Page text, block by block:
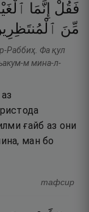
فَقُلْ إِنَّمَا
مِّنَ
Раббиҳ. Фа қул
м мина-л-
ғайб аз они
ман бо
тафсир